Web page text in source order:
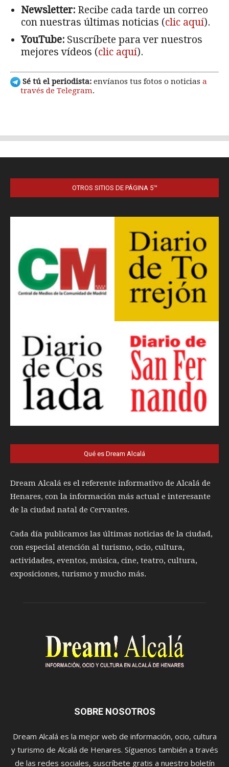
OTROS SITIOS DE PÁGINA 5™
Qué es Dream Alcalá
Dream Alcalá es el referente informativo de Alcalá de
Henares, con la información más actual e interesante
de la ciudad natal de Cervantes.
Cada día publicamos las últimas noticias de la ciudad,
con especial atención al turismo, ocio, cultura,
actividades, eventos, música, cine, teatro, cultura,
exposiciones, turismo y mucho más.
SOBRE NOSOTROS
Dream Alcalá es la mejor web de información, ocio, cultura
y turismo de Alcalá de Henares. Síguenos también a través
de las redes sociales, suscríbete gratis a nuestro boletín